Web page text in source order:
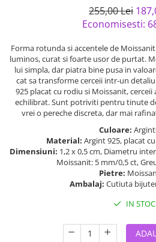
Solutii si lavete de curatare
255,00 Lei
Economisesti:
Forma rotunda si accentele de
luminos, curat si foarte usor de purtat.
lui simpla, dar piatra bine pusa in
cat sa transforme cerceii intr-un
925 placat cu rodiu si Moissanit,
echilibrat. Sunt potriviti pentru tinute
vrei o pereche discreta, dar mai
Culoare:
Material: Argint 925, placat
Dimensiuni: 1,2 x 0,5 cm, Diametru
Moissanit: 5 mm/0,5 ct,
Pietre:
Ambalaj: Cutiuta
IN STOC